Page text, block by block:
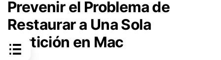
Prevenir el Problema de
Restaurar a Una Sola
Partición en Mac󠀲󠀡󠀩󠀣󠀡󠀢󠀩󠀦󠀠󠀳